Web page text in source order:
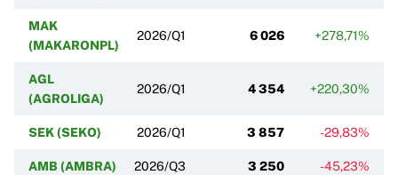
MAK
(MAKARONPL)
2026/Q1 6 026 +278,71%
AGL
(AGROLIGA)
2026/Q1 4 354 +220,30%
SEK (SEKO) 2026/Q1 3 857 -29,83%
AMB (AMBRA) 2026/Q3 3 250 -45,23%